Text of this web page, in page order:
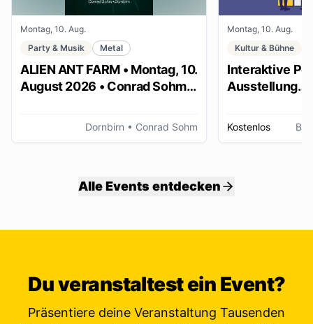
Montag, 10. Aug.
Party & Musik
Metal
ALIEN ANT FARM • Montag, 10.
August 2026 • Conrad Sohm
Dornbirn • Conrad Sohm
Montag, 10. Aug.
Kultur & Bühne
Interaktive
Ausstellung
Kostenlos
Alle Events entdecken
Du veranstaltest ein Event?
Präsentiere deine Veranstaltung Tausenden